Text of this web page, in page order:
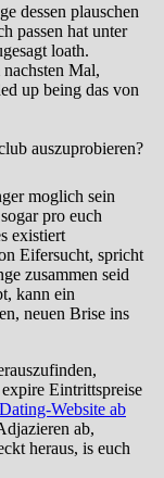
dessen plauschen
passen hat unter
loath.
Mal,
up being das von
auszuprobieren?
moglich sein
pro euch
existiert
Eifersucht, spricht
zusammen seid
kann ein
neuen Brise ins
Eintrittspreise
Website ab
ab,
heraus, is euch